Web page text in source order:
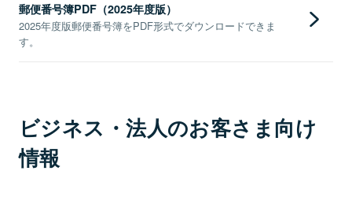
郵便番号簿PDF（2025年度版）
2025年度版郵便番号簿をPDF形式でダウンロードできま
す。
ビジネス・法人のお客さま向け
情報